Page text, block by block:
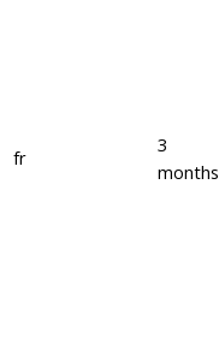
fr
3
months